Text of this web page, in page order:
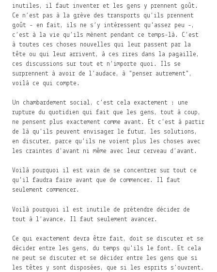
inutiles, il faut inventer et les gens y prennent goût.
Ce n’est pas à la grève des transports qu’ils prennent
goût - en fait, ils ne s’y intéressent qu'assez peu -,
c’est à la vie qu’ils mènent pendant ce temps-là. C’est
à toutes ces choses nouvelles qui leur passent par la
tête ou qui leur arrivent, à ces rires dans la pagaille,
ces discussions sur tout et n’importe quoi. Ils se
surprennent à avoir de l’audace, à "penser autrement",
voilà ce qui compte.
Un chambardement social, c’est cela exactement : une
rupture du quotidien qui fait que les gens, tout à coup,
ne pensent plus exactement comme avant. Et c'est à partir
de là qu'ils peuvent envisager le futur, les solutions,
en discuter, parce qu’ils ne voient plus les choses avec
les craintes d’avant ni même avec leur cerveau d’avant.
Voilà pourquoi il est vain de se concentrer sur tout ce
qu'il faudra faire avant que de commencer. Il faut
seulement commencer.
Voilà pourquoi il est inutile de prétendre décider de
tout à l’avance. Il faut seulement avancer.
Ce qui exactement devra être fait, doit se discuter et se
décider entre les gens, du temps qu'ils le font. Et cela
ne peut se discuter et se décider entre les gens que si
les têtes y sont disposées, que si les esprits s’ouvrent.